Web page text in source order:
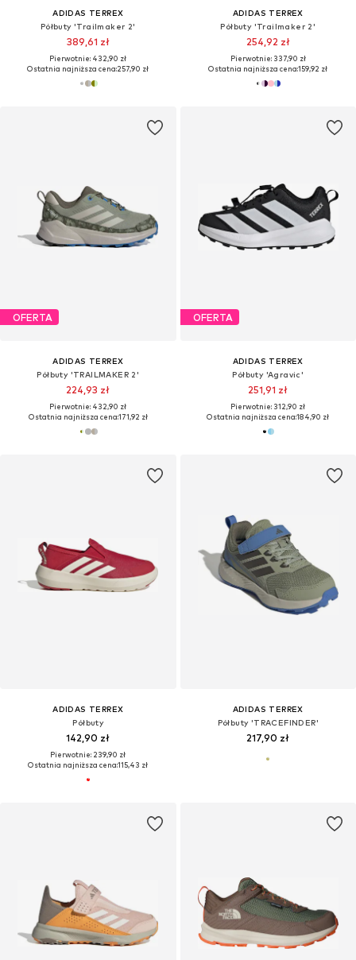
ADIDAS TERREX
Półbuty 'Trailmaker 2'
389,61 zł
Pierwotnie: 432,90 zł
Ostatnia najniższa cena:257,90 zł
ADIDAS TERREX
Półbuty 'Trailmaker 2'
254,92 zł
Pierwotnie: 337,90 zł
Ostatnia najniższa cena:159,92 zł
OFERTA
ADIDAS TERREX
Półbuty 'TRAILMAKER 2'
224,93 zł
Pierwotnie: 432,90 zł
Ostatnia najniższa cena:171,92 zł
OFERTA
ADIDAS TERREX
Półbuty 'Agravic'
251,91 zł
Pierwotnie: 312,90 zł
Ostatnia najniższa cena:184,90 zł
ADIDAS TERREX
Półbuty
142,90 zł
Pierwotnie: 239,90 zł
Ostatnia najniższa cena:115,43 zł
ADIDAS TERREX
Półbuty 'TRACEFINDER'
217,90 zł